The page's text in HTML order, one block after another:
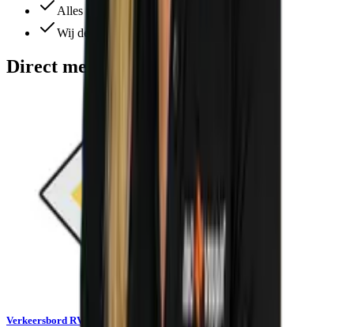
Alles ruim op voorraad
Wij denken altijd met je mee
Direct meebestellen
Verkeersbord RVV B01 - Voorrangsweg